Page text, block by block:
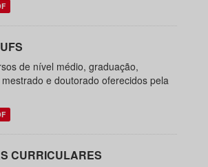
de nível médio, graduação,
e doutorado oferecidos pela
CURRICULARES